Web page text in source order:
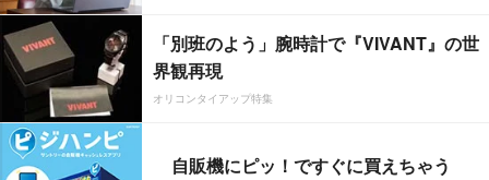
「別班のよう」腕時計で『VIVANT』の世
界観再現
オリコンタイアップ特集
自販機にピッ！ですぐに買えちゃう